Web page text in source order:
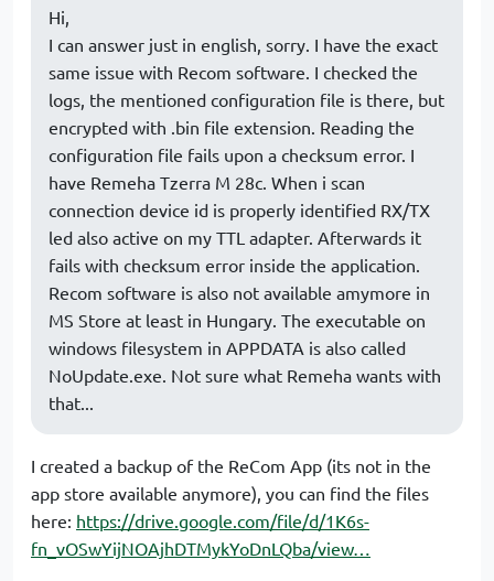
Hi,
I can answer just in english, sorry. I have the exact
same issue with Recom software. I checked the
logs, the mentioned configuration file is there, but
encrypted with .bin file extension. Reading the
configuration file fails upon a checksum error. I
have Remeha Tzerra M 28c. When i scan
connection device id is properly identified RX/TX
led also active on my TTL adapter. Afterwards it
fails with checksum error inside the application.
Recom software is also not available amymore in
MS Store at least in Hungary. The executable on
windows filesystem in APPDATA is also called
NoUpdate.exe. Not sure what Remeha wants with
that...
I created a backup of the ReCom App (its not in the
app store available anymore), you can find the files
here: https://drive.google.com/file/d/1K6s-
fn_vOSwYijNOAjhDTMykYoDnLQba/view…